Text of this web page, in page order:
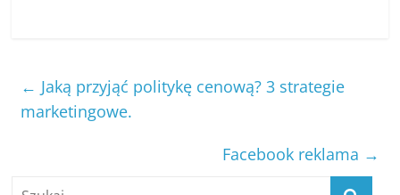
← Jaką przyjąć politykę cenową? 3 strategie
marketingowe.
Facebook reklama →